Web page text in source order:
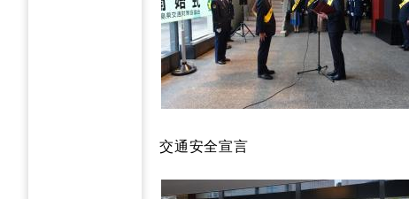
交通安全宣言